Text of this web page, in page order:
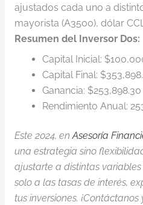
ajustados cada uno a
mayorista (A3500), dólar
Resumen del Inversor Dos:
Capital Inicial:
Capital Final:
Ganancia: $253,898.30
Rendimiento Anual:
Este 2024, enAsesoría
una estrategia sino
ajustarte a distintas
solo a las tasas de interés,
tus inversiones.